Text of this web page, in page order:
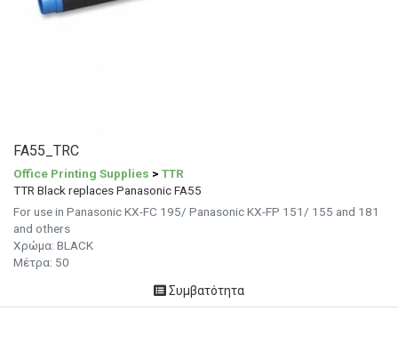
FA55_TRC
Office Printing Supplies > TTR
TTR Black replaces Panasonic FA55
For use in Panasonic KX-FC 195/ Panasonic KX-FP 151/ 155 and 181
and others
Χρώμα: BLACK
Μέτρα: 50
Συμβατότητα